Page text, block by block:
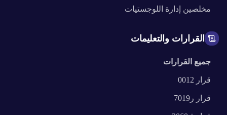
مخلصين إدارة اللوجستيات
القرارات والتعليمات
جميع القرارات
قرار 0012
قرار ر7019